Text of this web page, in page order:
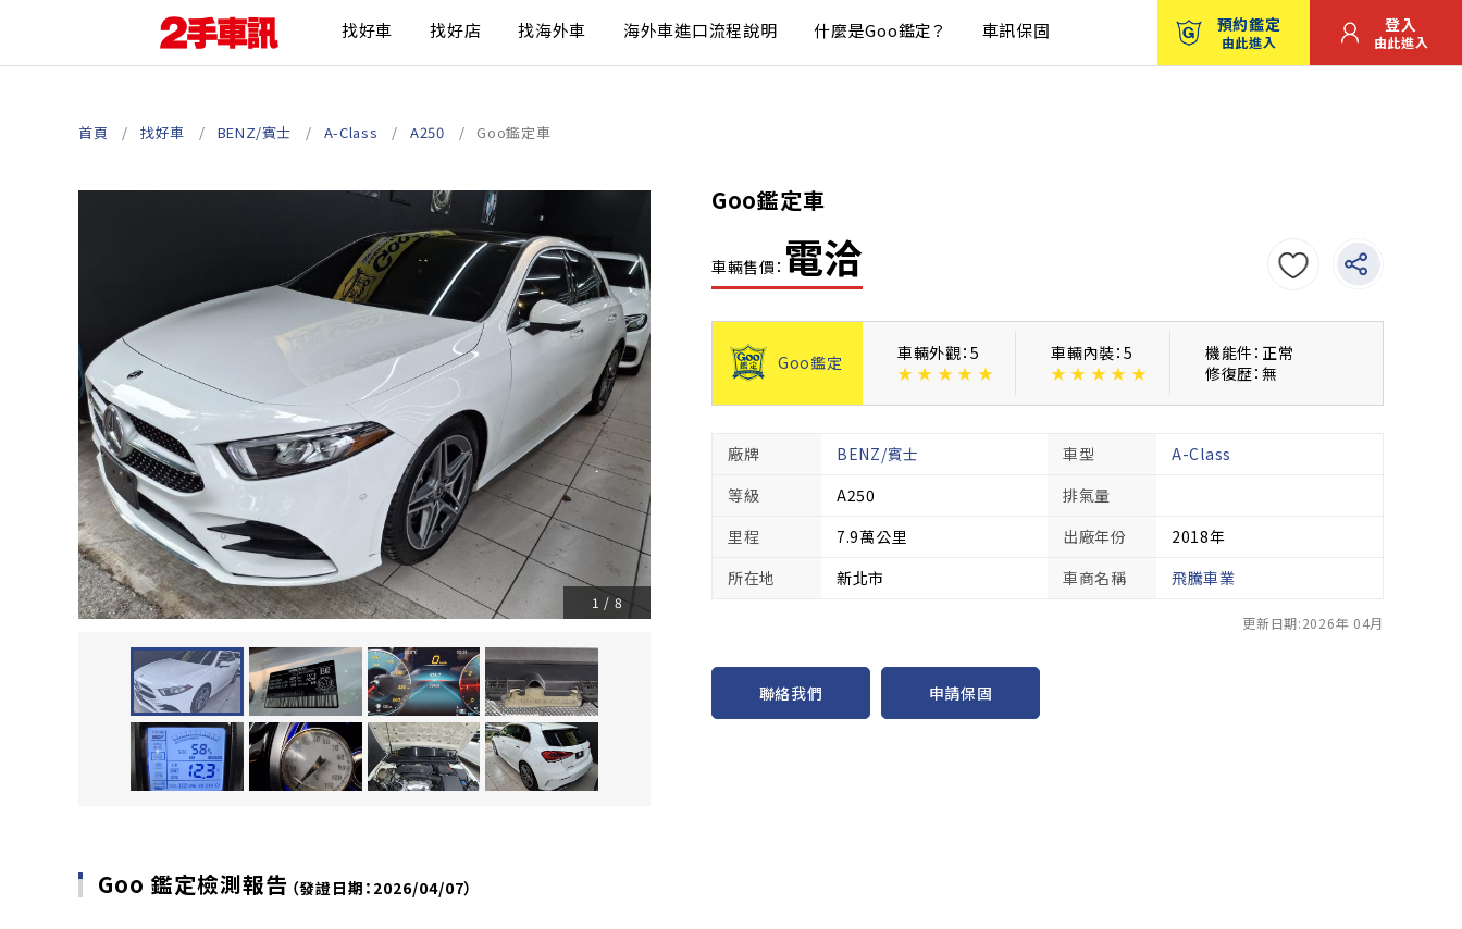
找好車 找好店 找海外車 海外車進口流程說明 什麼是Goo鑑定？ 車訊保固 預約鑑定
由此進入
登入
由此進入
首頁 找好車 BENZ/賓士 A-Class A250 Goo鑑定車
Goo鑑定車
車輛售價： 電洽
1 / 8
Goo鑑定
車輛外觀：5
★ ★ ★ ★ ★
車輛內裝：5
★ ★ ★ ★ ★
機能件：正常
修復歴：無
廠牌 BENZ/賓士 車型
A-Class
等級
A250
排氣量
里程
7.9萬公里 出廠年份
2018年
所在地
新北市 車商名稱 飛騰車業
更新日期:2026年 04月
聯絡我們 申請保固
Goo 鑑定檢測報告 （發證日期：2026/04/07）